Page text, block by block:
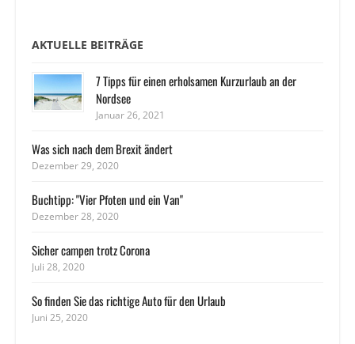
AKTUELLE BEITRÄGE
7 Tipps für einen erholsamen Kurzurlaub an der
Nordsee
Januar 26, 2021
Was sich nach dem Brexit ändert
Dezember 29, 2020
Buchtipp: "Vier Pfoten und ein Van"
Dezember 28, 2020
Sicher campen trotz Corona
Juli 28, 2020
So finden Sie das richtige Auto für den Urlaub
Juni 25, 2020